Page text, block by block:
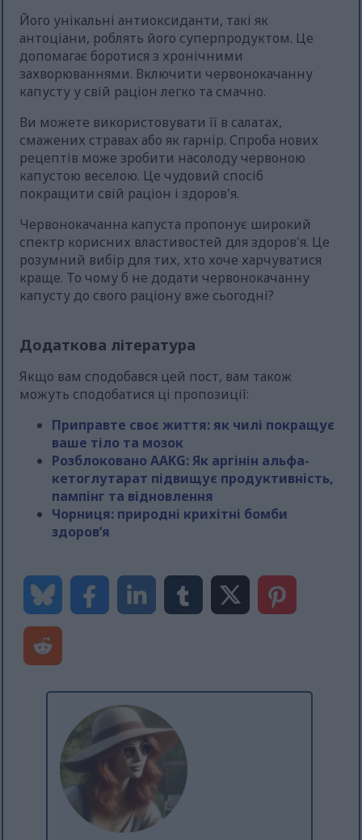
Його унікальні антиоксиданти, такі як
антоціани, роблять його суперпродуктом. Це
допомагає боротися з хронічними
захворюваннями. Включити червонокачанну
капусту у свій раціон легко та смачно.
Ви можете використовувати її в салатах,
смажених стравах або як гарнір. Спроба нових
рецептів може зробити насолоду червоною
капустою веселою. Це чудовий спосіб
покращити свій раціон і здоров'я.
Червонокачанна капуста пропонує широкий
спектр корисних властивостей для здоров'я. Це
розумний вибір для тих, хто хоче харчуватися
краще. То чому б не додати червонокачанну
капусту до свого раціону вже сьогодні?
Додаткова література
Якщо вам сподобався цей пост, вам також
можуть сподобатися ці пропозиції:
Приправте своє життя: як чилі покращує
ваше тіло та мозок
Розблоковано AAKG: Як аргінін альфа-
кетоглутарат підвищує продуктивність,
пампінг та відновлення
Чорниця: природні крихітні бомби
здоров’я